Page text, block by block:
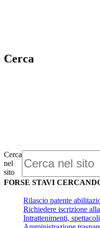
Cerca
Cerca
nel
sito
FORSE STAVI
Rilascio patente
Richiedere iscrizione
Intrattenimenti,